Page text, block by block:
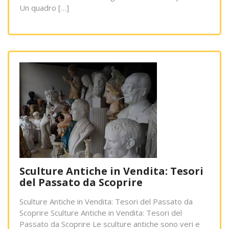
Un quadro […]
Sculture Antiche in Vendita: Tesori
del Passato da Scoprire
Sculture Antiche in Vendita: Tesori del Passato da
Scoprire Sculture Antiche in Vendita: Tesori del
Passato da Scoprire Le sculture antiche sono veri e